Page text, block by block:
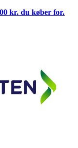
kr. du køber for.